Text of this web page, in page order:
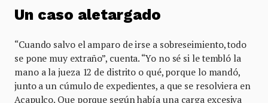
Un caso aletargado
“Cuando salvo el amparo de irse a sobreseimiento, todo
se pone muy extraño”, cuenta. “Yo no sé si le tembló la
mano a la jueza 12 de distrito o qué, porque lo mandó,
junto a un cúmulo de expedientes, a que se resolviera en
Acapulco. Que porque según había una carga excesiva